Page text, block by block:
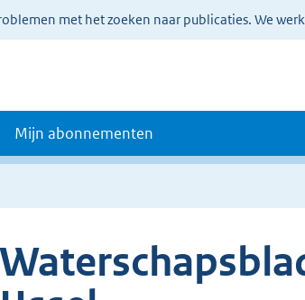
met het zoeken naar publicaties. We
Mijn abonnementen